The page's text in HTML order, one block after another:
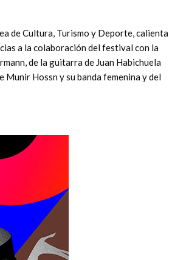
de Cultura, Turismo y Deporte, calienta
a la colaboración del festival con la
de la guitarra de Juan Habichuela
Munir Hossn y su banda femenina y del